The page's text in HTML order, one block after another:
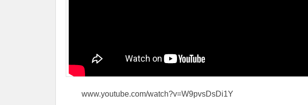
www.youtube.com/watch?v=W9pvsDsDi1Y